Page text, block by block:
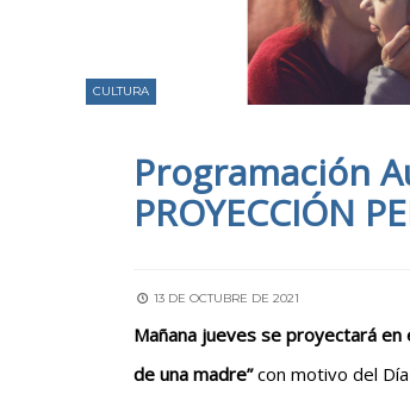
CULTURA
Programación
PROYECCIÓN
13 DE OCTUBRE DE 2021
Mañana jueves se proyectará en
de una madre”con motivo del